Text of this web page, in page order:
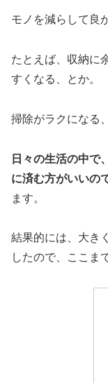
モノを減らして良
たとえば、収納に
すくなる、とか。
掃除がラクになる
日々の生活の中で
に済む方がいいの
ます。
結果的には、大き
したので、ここま